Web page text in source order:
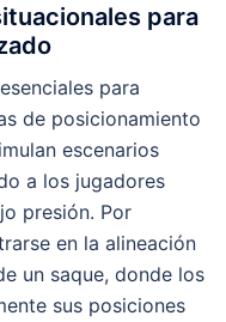
para
para
de posicionamiento
escenarios
a los jugadores
presión. Por
en la alineación
un saque, donde los
sus posiciones